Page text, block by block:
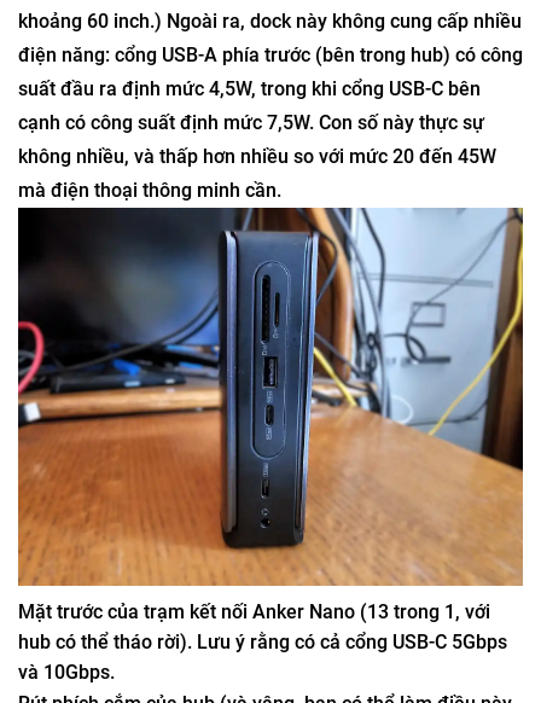
khoảng 60 inch.) Ngoài ra, dock này không cung cấp nhiều
điện năng: cổng USB-A phía trước (bên trong hub) có công
suất đầu ra định mức 4,5W, trong khi cổng USB-C bên
cạnh có công suất định mức 7,5W. Con số này thực sự
không nhiều, và thấp hơn nhiều so với mức 20 đến 45W
mà điện thoại thông minh cần.
Mặt trước của trạm kết nối Anker Nano (13 trong 1, với
hub có thể tháo rời). Lưu ý rằng có cả cổng USB-C 5Gbps
và 10Gbps.